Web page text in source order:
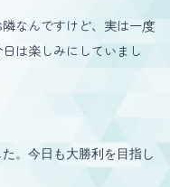
なんですけど、実は一度
は楽しみにしていまし
。今日も大勝利を目指し